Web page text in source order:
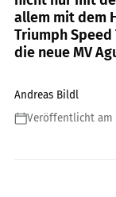
allem mit dem
Triumph
die neue MV
Andreas Bildl
Veröffentlicht am